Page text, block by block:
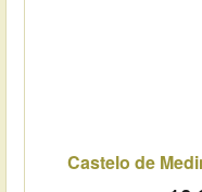
Castelo de